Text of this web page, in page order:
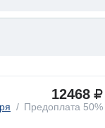
12468
Предоплата 50%